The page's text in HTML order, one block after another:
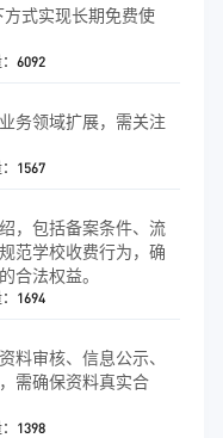
式实现长期免费使
6092
务领域扩展，需关注
1567
，包括备案条件、流
范学校收费行为，确
合法权益。
1694
料审核、信息公示、
需确保资料真实合
1398